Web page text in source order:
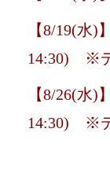
【8/19(水
14:30) ※
【8/26(水
14:30) ※